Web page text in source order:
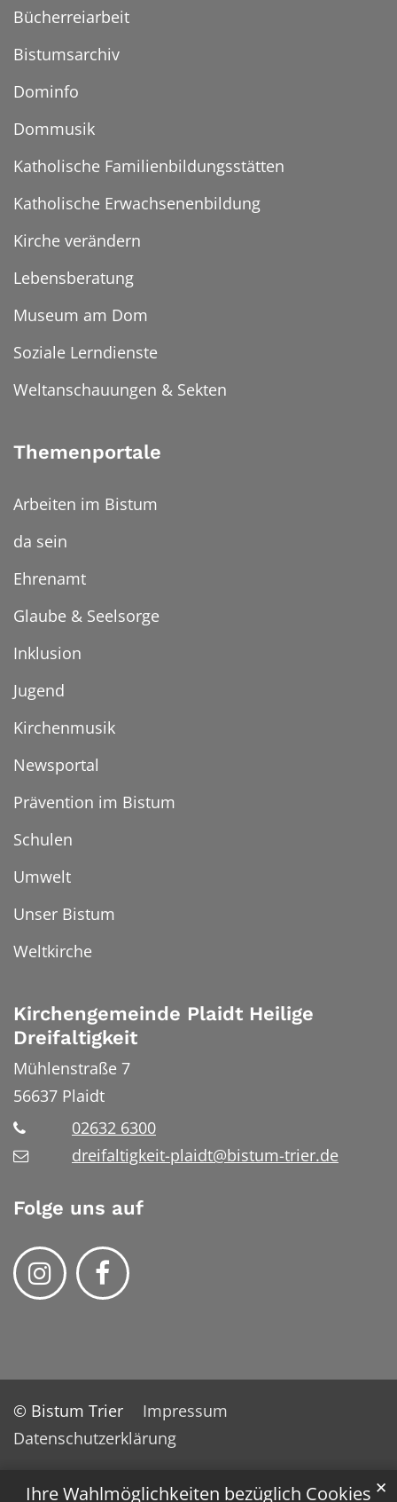
Ihre Wahlmöglichkeiten bezüglich Cookies ✕
Bücherreiarbeit
Bistumsarchiv
Dominfo
Dommusik
Katholische Familienbildungsstätten
Katholische Erwachsenenbildung
Kirche verändern
Lebensberatung
Museum am Dom
Soziale Lerndienste
Weltanschauungen & Sekten
Themenportale
Arbeiten im Bistum
da sein
Ehrenamt
Glaube & Seelsorge
Inklusion
Jugend
Kirchenmusik
Newsportal
Prävention im Bistum
Schulen
Umwelt
Unser Bistum
Weltkirche
Kirchengemeinde Plaidt Heilige
Dreifaltigkeit
Mühlenstraße 7
56637 Plaidt
02632 6300
dreifaltigkeit-plaidt@bistum-trier.de
Folge uns auf
© Bistum Trier
Impressum
Datenschutzerklärung